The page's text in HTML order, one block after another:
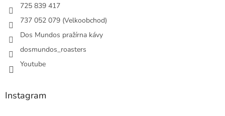
725 839 417
737 052 079 (Velkoobchod)
Dos Mundos pražírna kávy
dosmundos_roasters
Youtube
Instagram